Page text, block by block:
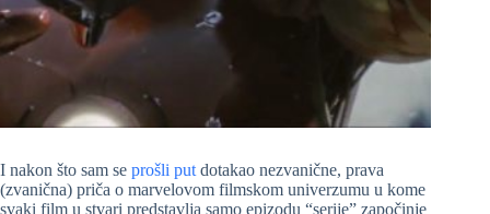
I nakon što sam se prošli put dotakao nezvanične, prava
(zvanična) priča o marvelovom filmskom univerzumu u kome
svaki film u stvari predstavlja samo epizodu “serije” započinje